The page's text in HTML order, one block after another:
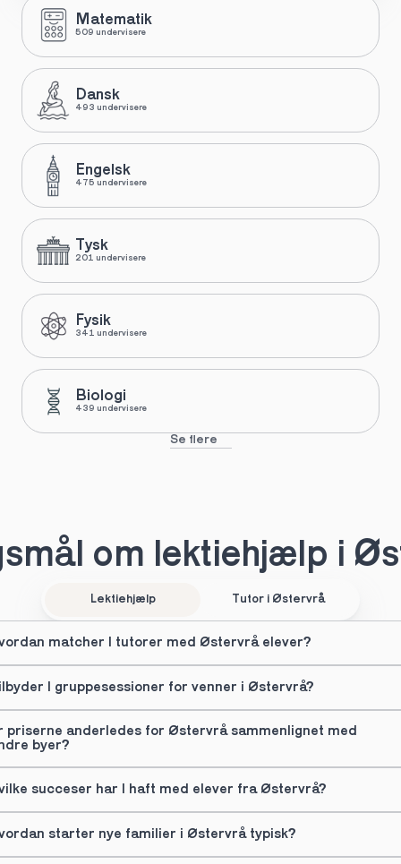
Matematik
509 undervisere
Dansk
493 undervisere
Engelsk
475 undervisere
Tysk
201 undervisere
Fysik
341 undervisere
Biologi
439 undervisere
Se flere
om lektiehjælp i
Lektiehjælp Tutor i Østervrå
matcher I tutorer med Østervrå elever?
I gruppesessioner for venner i Østervrå?
priserne anderledes for Østervrå sammenlignet med
byer?
succeser har I haft med elever fra Østervrå?
starter nye familier i Østervrå typisk?